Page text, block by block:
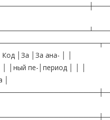
│За │За ана- │ │
│ный пе-│период │ │ │